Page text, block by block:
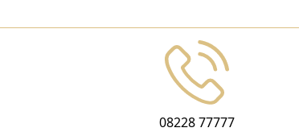
08228 77777